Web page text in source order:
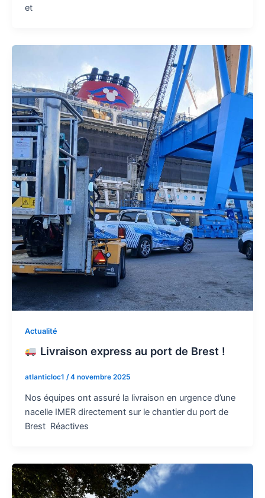
et
Actualité
Livraison express au port de Brest !
atlanticloc1 /4 novembre 2025
Nos équipes ont assuré la livraison en urgence d’une
nacelle IMER directement sur le chantier du port de
Brest Réactives